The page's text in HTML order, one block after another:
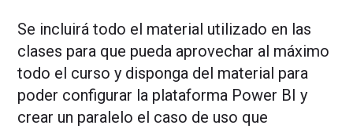
Se incluirá todo el material utilizado en las
clases para que pueda aprovechar al máximo
todo el curso y disponga del material para
poder configurar la plataforma Power BI y
crear un paralelo el caso de uso que